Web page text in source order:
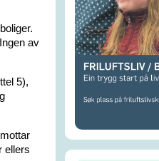
av
5),
ellers